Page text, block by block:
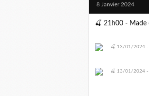
8 Janvier 2024
🍒 21h00 -